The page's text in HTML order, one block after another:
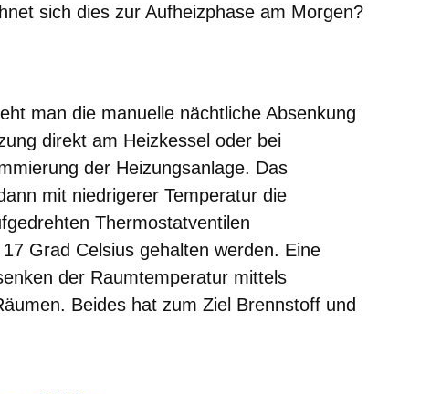
sich dies zur Aufheizphase am Morgen?
man die manuelle nächtliche Absenkung
direkt am Heizkessel oder bei
der Heizungsanlage. Das
mit niedrigerer Temperatur die
Thermostatventilen
Grad Celsius gehalten werden. Eine
der Raumtemperatur mittels
Beides hat zum Ziel Brennstoff und